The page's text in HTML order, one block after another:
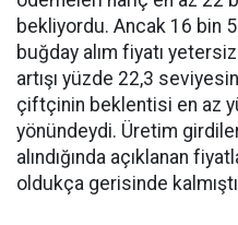
bekliyordu. Ancak 16 bin
buğday alım fiyatı
artışı yüzde 22,3
çiftçinin beklentisi en az
yönündeydi. Üretim
alındığında açıklanan
oldukça gerisinde